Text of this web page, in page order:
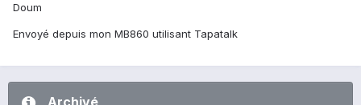
Doum
Envoyé depuis mon MB860 utilisant Tapatalk